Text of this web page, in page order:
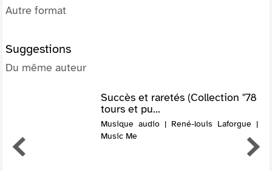
Autre format
Suggestions
Du même auteur
Succès et raretés (Collection "78
tours et pu...
Musique audio | René-louis Laforgue |
Music Me